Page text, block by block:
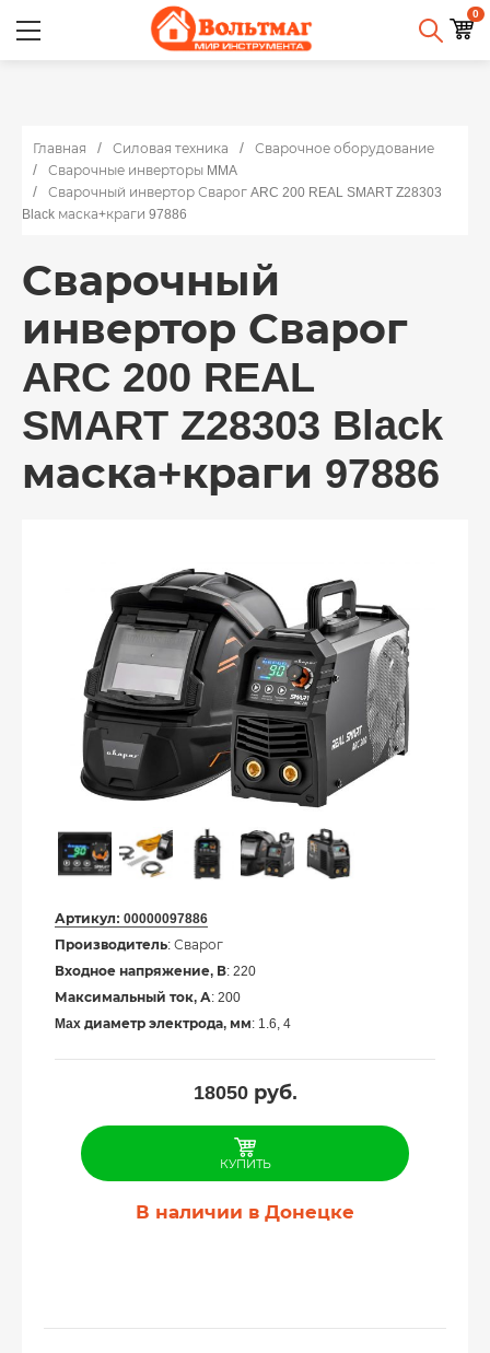
0
Главная Силовая техника
Сварочное оборудование
Сварочные инверторы MMA
Сварочный инвертор Сварог ARC 200 REAL SMART Z28303
Black маска+краги 97886
Сварочный
инвертор Сварог
ARC 200 REAL
SMART Z28303 Black
маска+краги 97886
Артикул: 00000097886
Производитель: Сварог
Входное напряжение, В: 220
Максимальный ток, А: 200
Max диаметр электрода, мм: 1.6, 4
18050руб.
КУПИТЬ
В наличии в Донецке